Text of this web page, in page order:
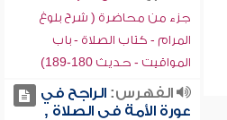
جزء من محاضرة ( شرح بلوغ
المرام - كتاب الصلاة - باب
المواقيت - حديث 180-189)
الفهرس:الراجح في
عورة الأمة في الصلاة ,